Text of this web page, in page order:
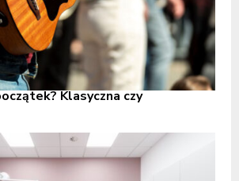
Klasyczna czy